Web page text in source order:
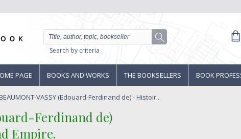
Search by criteria
PAGE BOOKS AND WORKS THE BOOKSELLERS BOOK
VASSY (Edouard-Ferdinand de) - Histoir...
Ferdinand de)‎
Empire.‎